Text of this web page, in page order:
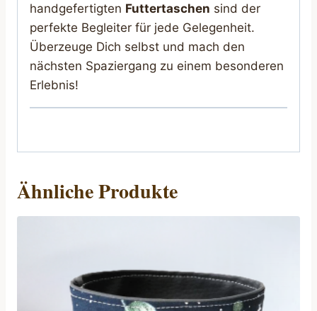
handgefertigten Futtertaschen sind der
perfekte Begleiter für jede Gelegenheit.
Überzeuge Dich selbst und mach den
nächsten Spaziergang zu einem besonderen
Erlebnis!
Ähnliche Produkte